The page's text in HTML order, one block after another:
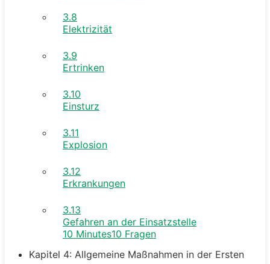
3.8
Elektrizität
3.9
Ertrinken
3.10
Einsturz
3.11
Explosion
3.12
Erkrankungen
3.13
Gefahren an der Einsatzstelle
10 Minutes10 Fragen
Kapitel 4: Allgemeine Maßnahmen in der Ersten